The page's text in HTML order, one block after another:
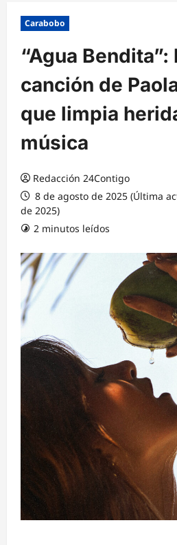
Carabobo
“Agua Bendita”:
canción de
que limpia
música
Redacción 24Contigo
8 de agosto de 2025 (Última
de 2025)
2 minutos leídos